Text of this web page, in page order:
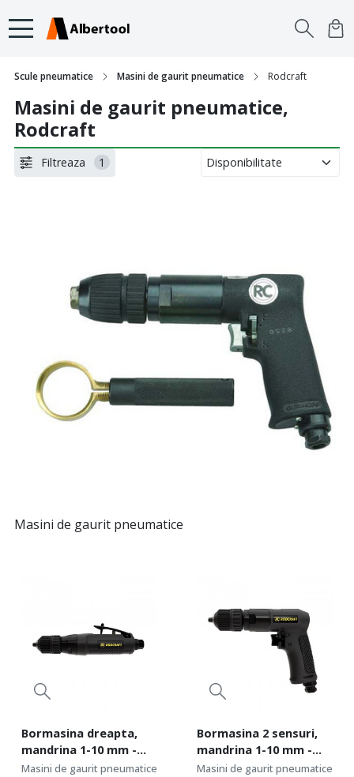
Scule pneumatice Masini de gaurit pneumatice Rodcraft
Masini de gaurit pneumatice,
Rodcraft
Filtreaza 1
Masini de gaurit pneumatice
Bormasina dreapta,
mandrina 1-10 mm -
Rodcraft-RC4610
Masini de gaurit pneumatice
Bormasina 2 sensuri,
mandrina 1-10 mm -
Rodcraft-RC4108
Masini de gaurit pneumatice